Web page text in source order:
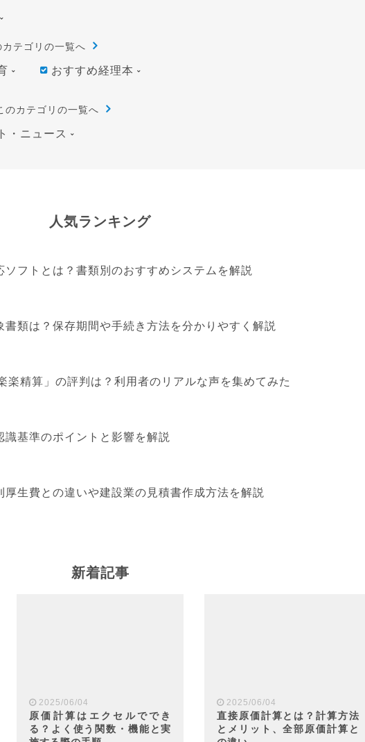
カテゴリの一覧へ
おすすめ経理本
のカテゴリの一覧へ
・ニュース
人気ランキング
ソフトとは？書類別のおすすめシステムを解説
書類は？保存期間や手続き方法を分かりやすく解説
楽精算」の評判は？利用者のリアルな声を集めてみた
識基準のポイントと影響を解説
厚生費との違いや建設業の見積書作成方法を解説
新着記事
2025/06/04
原価計算はエクセルででき
る？よく使う関数・機能と実
2025/06/04
直接原価計算とは？計算方法
とメリット、全部原価計算と